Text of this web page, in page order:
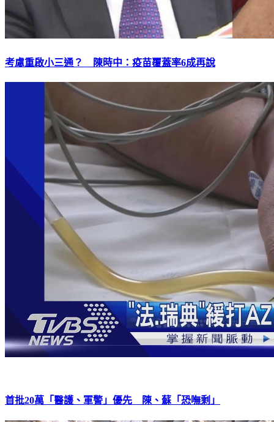
考慮重啟小三通？ 陳時中：疫苗覆蓋率6成再說
首批20萬「醫護、軍警」優先 陳、蘇「恐嘸剩」